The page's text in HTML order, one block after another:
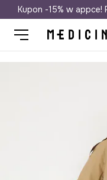
Kupon -15% w